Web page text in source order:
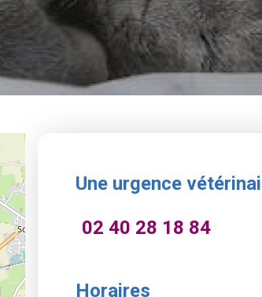
Une urgence
02 40 28 18 84
Horaires